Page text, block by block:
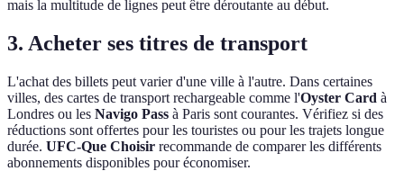
mais la multitude de lignes peut être déroutante au début.
3. Acheter ses titres de transport
L'achat des billets peut varier d'une ville à l'autre. Dans certaines
villes, des cartes de transport rechargeable comme l'Oyster Card à
Londres ou les Navigo Pass à Paris sont courantes. Vérifiez si des
réductions sont offertes pour les touristes ou pour les trajets longue
durée. UFC-Que Choisir recommande de comparer les différents
abonnements disponibles pour économiser.